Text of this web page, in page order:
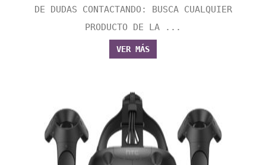
DE DUDAS CONTACTANDO: BUSCA CUALQUIER
PRODUCTO DE LA ...
VER MÁS